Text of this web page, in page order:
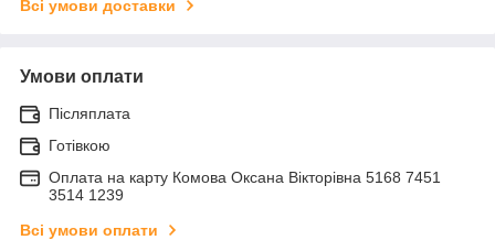
Всі умови доставки
Умови оплати
Післяплата
Готівкою
Оплата на карту Комова Оксана Вікторівна 5168 7451
3514 1239
Всі умови оплати